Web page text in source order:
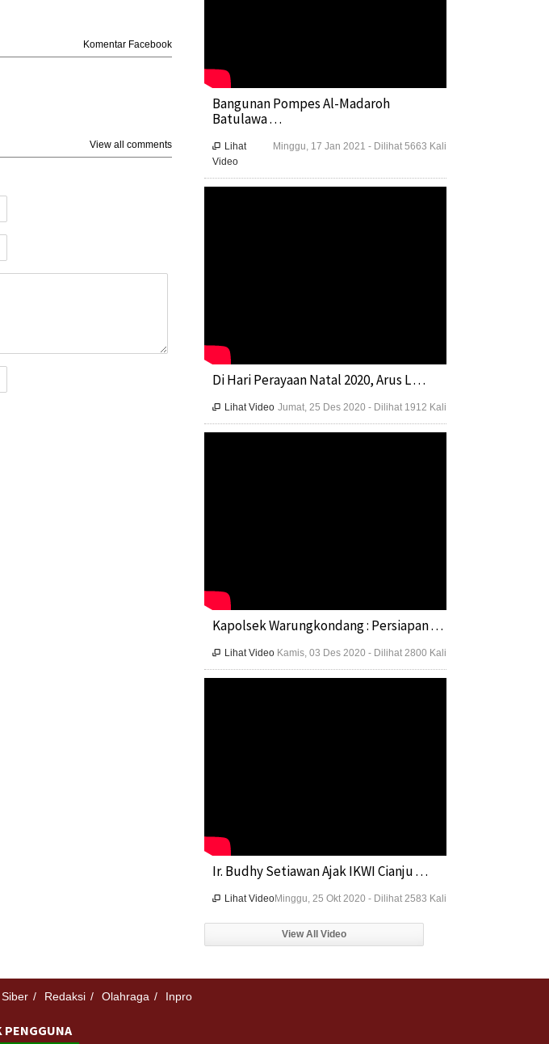
Komentar Facebook
View all comments
Bangunan Pompes Al-Madaroh
Batulawa . . .
Minggu, 17 Jan 2021 - Dilihat 5663 Kali
 Lihat
Video
Di Hari Perayaan Natal 2020, Arus L . . .
Jumat, 25 Des 2020 - Dilihat 1912 Kali
 Lihat Video
Kapolsek Warungkondang : Persiapan . . .
Kamis, 03 Des 2020 - Dilihat 2800 Kali
 Lihat Video
Ir. Budhy Setiawan Ajak IKWI Cianju . . .
Minggu, 25 Okt 2020 - Dilihat 2583 Kali
 Lihat Video
View All Video
Redaksi Olahraga Inpro
PENGGUNA